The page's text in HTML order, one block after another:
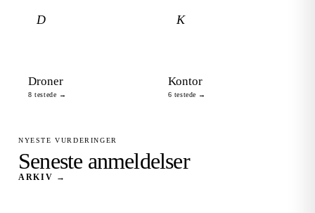
D
Droner
8 testede →
K
Kontor
6 testede →
NYESTE VURDERINGER
Seneste anmeldelser
ARKIV →